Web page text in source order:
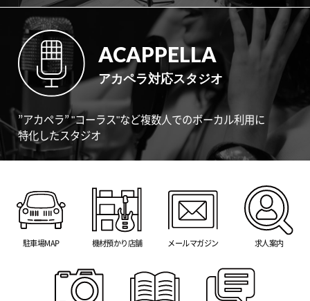
ACAPPELLA
アカペラ対応スタジオ
”アカペラ” "コーラス"など複数人でのボーカル利用に
特化したスタジオ
駐車場MAP 機材預かり店舗 メールマガジン 求人案内